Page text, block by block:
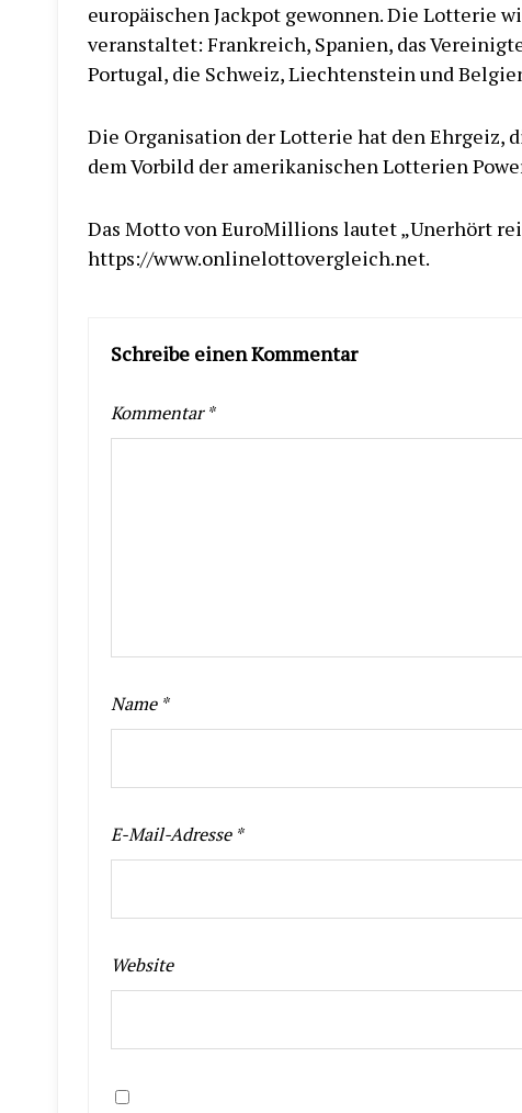
europäischen Jackpot gewonnen. Die Lotterie
veranstaltet: Frankreich, Spanien, das
Portugal, die Schweiz, Liechtenstein und
Die Organisation der Lotterie hat den Ehrgeiz,
dem Vorbild der amerikanischen Lotterien
Das Motto von EuroMillions lautet „Unerhört
https://www.onlinelottovergleich.net.
Schreibe einen Kommentar
Kommentar*
Name *
E-Mail-Adresse *
Website